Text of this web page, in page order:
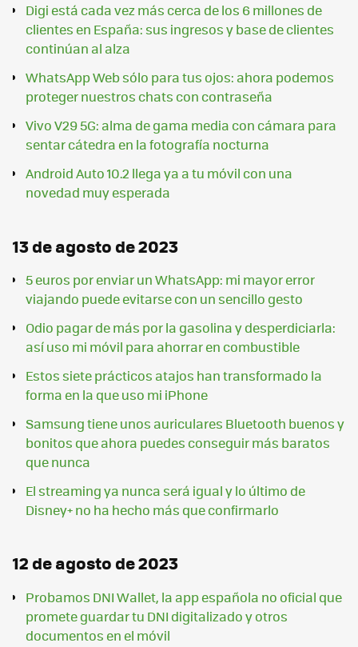
Digi está cada vez más cerca de los 6 millones de
clientes en España: sus ingresos y base de clientes
continúan al alza
WhatsApp Web sólo para tus ojos: ahora podemos
proteger nuestros chats con contraseña
Vivo V29 5G: alma de gama media con cámara para
sentar cátedra en la fotografía nocturna
Android Auto 10.2 llega ya a tu móvil con una
novedad muy esperada
13 de agosto de 2023
5 euros por enviar un WhatsApp: mi mayor error
viajando puede evitarse con un sencillo gesto
Odio pagar de más por la gasolina y desperdiciarla:
así uso mi móvil para ahorrar en combustible
Estos siete prácticos atajos han transformado la
forma en la que uso mi iPhone
Samsung tiene unos auriculares Bluetooth buenos y
bonitos que ahora puedes conseguir más baratos
que nunca
El streaming ya nunca será igual y lo último de
Disney+ no ha hecho más que confirmarlo
12 de agosto de 2023
Probamos DNI Wallet, la app española no oficial que
promete guardar tu DNI digitalizado y otros
documentos en el móvil